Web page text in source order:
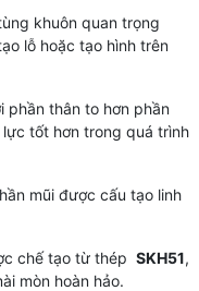
khuôn quan trọng
lỗ hoặc tạo hình trên
phần thân to hơn phần
tốt hơn trong quá trình
mũi được cấu tạo linh
chế tạo từ thép SKH51,
mòn hoàn hảo.